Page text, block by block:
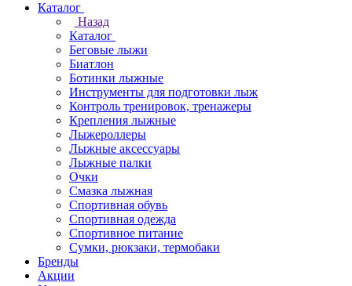
Каталог
Назад
Каталог
Беговые лыжи
Биатлон
Ботинки лыжные
Инструменты для подготовки лыж
Контроль тренировок, тренажеры
Крепления лыжные
Лыжероллеры
Лыжные аксессуары
Лыжные палки
Очки
Смазка лыжная
Спортивная обувь
Спортивная одежда
Спортивное питание
Сумки, рюкзаки, термобаки
Бренды
Акции